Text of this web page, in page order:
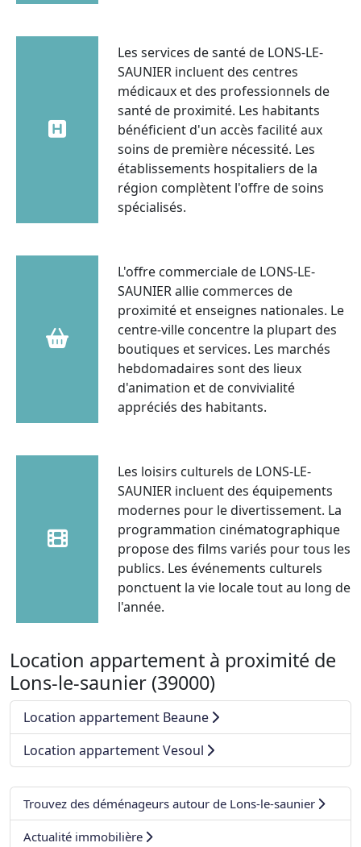
Les services de santé de LONS-LE-
SAUNIER incluent des centres
médicaux et des professionnels de
santé de proximité. Les habitants
bénéficient d'un accès facilité aux
soins de première nécessité. Les
établissements hospitaliers de la
région complètent l'offre de soins
spécialisés.
L'offre commerciale de LONS-LE-
SAUNIER allie commerces de
proximité et enseignes nationales. Le
centre-ville concentre la plupart des
boutiques et services. Les marchés
hebdomadaires sont des lieux
d'animation et de convivialité
appréciés des habitants.
Les loisirs culturels de LONS-LE-
SAUNIER incluent des équipements
modernes pour le divertissement. La
programmation cinématographique
propose des films variés pour tous les
publics. Les événements culturels
ponctuent la vie locale tout au long de
l'année.
Location appartement à proximité de
Lons-le-saunier (39000)
Location appartement Beaune
Location appartement Vesoul
Trouvez des déménageurs autour de Lons-le-saunier
Actualité immobilière